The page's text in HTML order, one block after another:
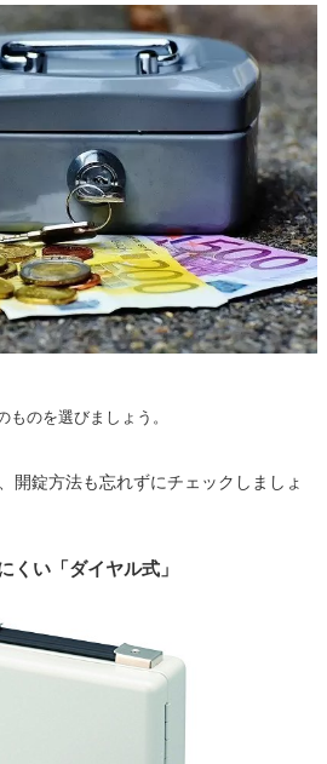
ものを選びましょう。
開錠方法も忘れずにチェックしましょ
くい「ダイヤル式」